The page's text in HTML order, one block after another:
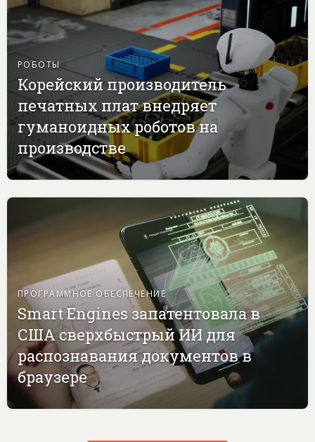
РОБОТЫ
Корейский производитель
печатных плат внедряет
гуманоидных роботов на
производстве
ПРОГРАММНОЕ ОБЕСПЕЧЕНИЕ
Smart Engines запатентовала в
США сверхбыстрый ИИ для
распознавания документов в
браузере